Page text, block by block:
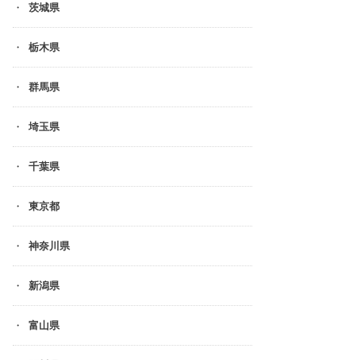
茨城県
栃木県
群馬県
埼玉県
千葉県
東京都
神奈川県
新潟県
富山県